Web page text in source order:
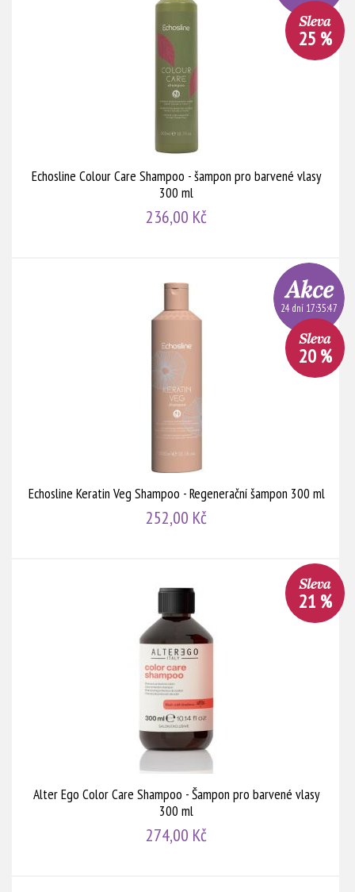
Echosline Colour Care Shampoo - šampon pro barvené vlasy
300 ml
236,00 Kč
25 %
Echosline Keratin Veg Shampoo - Regenerační šampon 300 ml
252,00 Kč
24 dní 17:35:46
20 %
Alter Ego Color Care Shampoo - Šampon pro barvené vlasy
300 ml
274,00 Kč
21 %